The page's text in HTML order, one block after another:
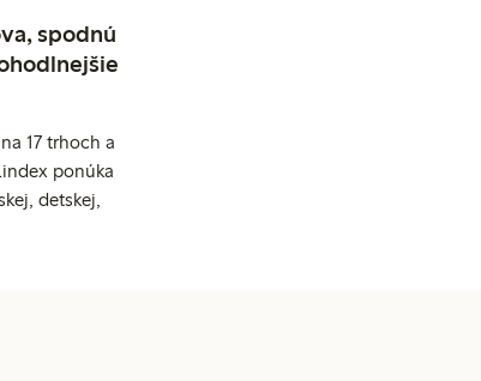
spodnú
17 trhoch a
ponúka
detskej,